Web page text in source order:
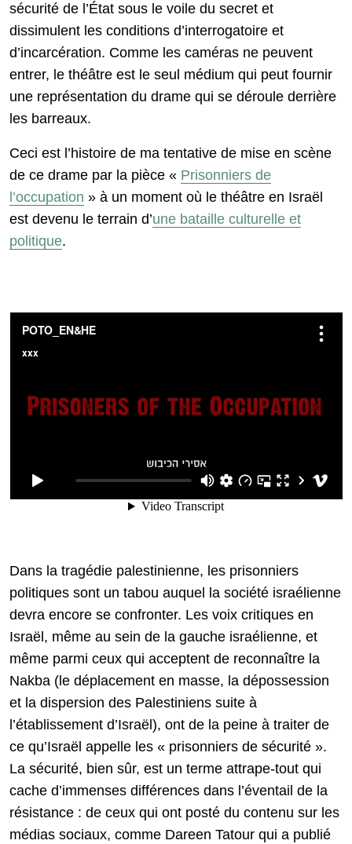
sécurité de l’État sous le voile du secret et
dissimulent les conditions d’interrogatoire et
d’incarcération. Comme les caméras ne peuvent
entrer, le théâtre est le seul médium qui peut fournir
une représentation du drame qui se déroule derrière
les barreaux.
Ceci est l’histoire de ma tentative de mise en scène
de ce drame par la pièce « Prisonniers de
l’occupation » à un moment où le théâtre en Israël
est devenu le terrain d’une bataille culturelle et
politique.
Dans la tragédie palestinienne, les prisonniers
politiques sont un tabou auquel la société israélienne
devra encore se confronter. Les voix critiques en
Israël, même au sein de la gauche israélienne, et
même parmi ceux qui acceptent de reconnaître la
Nakba (le déplacement en masse, la dépossession
et la dispersion des Palestiniens suite à
l’établissement d’Israël), ont de la peine à traiter de
ce qu’Israël appelle les « prisonniers de sécurité ».
La sécurité, bien sûr, est un terme attrape-tout qui
cache d’immenses différences dans l’éventail de la
résistance : de ceux qui ont posté du contenu sur les
médias sociaux, comme Dareen Tatour qui a publié